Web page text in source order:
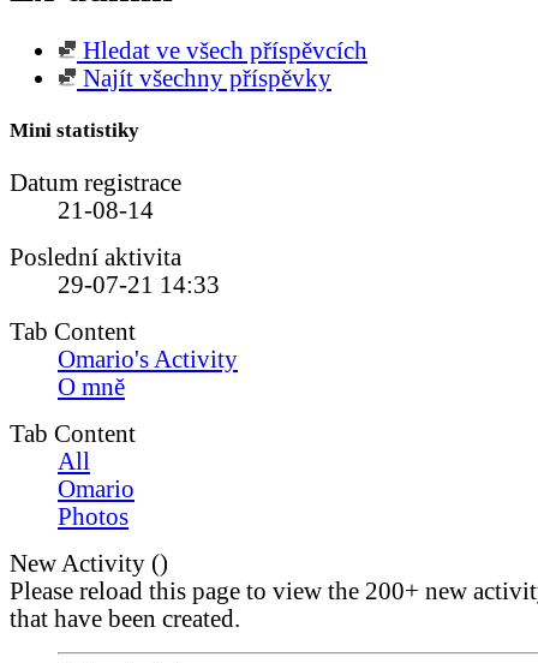
Hledat ve všech příspěvcích
Najít všechny příspěvky
Mini statistiky
Datum registrace
21-08-14
Poslední aktivita
29-07-21 14:33
Tab Content
Omario's Activity
O mně
Tab Content
All
Omario
Photos
New Activity ()
Please reload this page to view the 200+ new
that have been created.